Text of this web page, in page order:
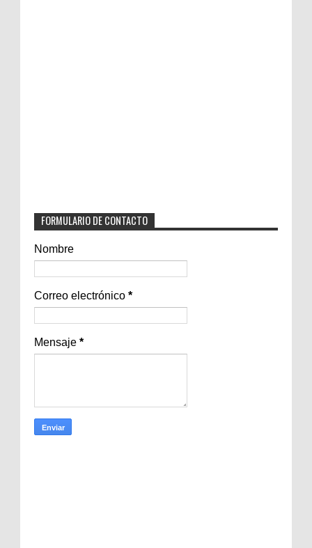
FORMULARIO DE CONTACTO
Nombre
Correo electrónico *
Mensaje *